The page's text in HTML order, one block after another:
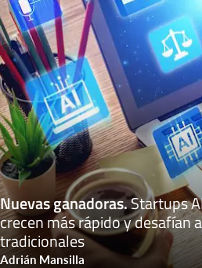
Nuevas ganadoras.Startups
crecen más rápido y desafían
tradicionales
Adrián Mansilla